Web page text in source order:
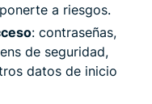
a riesgos.
: contraseñas,
de seguridad,
datos de inicio